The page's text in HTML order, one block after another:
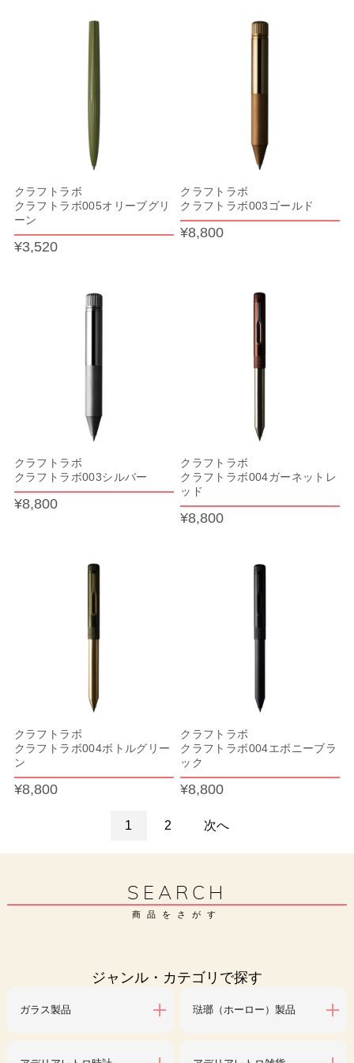
クラフトラボ
クラフトラボ005オリーブグリ
ーン
¥3,520
クラフトラボ
クラフトラボ003ゴールド
¥8,800
クラフトラボ
クラフトラボ003シルバー
¥8,800
クラフトラボ
クラフトラボ004ガーネットレ
ッド
¥8,800
クラフトラボ
クラフトラボ004ボトルグリー
ン
¥8,800
クラフトラボ
クラフトラボ004エボニーブラ
ック
¥8,800
1 2 次へ
SEARCH
商品をさがす
ジャンル・カテゴリで探す
ガラス製品 琺瑯（ホーロー）製品